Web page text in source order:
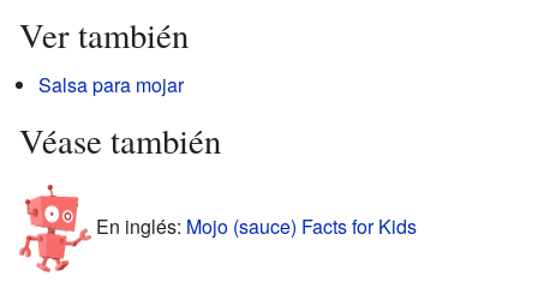
Ver también
Salsa para mojar
Véase también
En inglés: Mojo (sauce) Facts for Kids